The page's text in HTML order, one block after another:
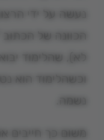
נעשה על ידי
הכוונה של
לא), שהלימוד
וכשהלימוד הוא
נשמה.
משום כך חייבים